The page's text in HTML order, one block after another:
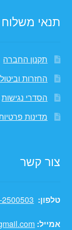
תנאי משלוח
תקנון החברה
החזרות
הסדרי נגישות
מדינות
צור קשר
טלפון:
אמייל: